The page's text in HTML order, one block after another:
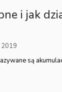
i jak
są